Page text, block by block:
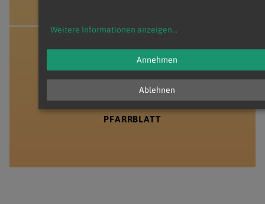
PFARRBLATT
Weitere Informationen anzeigen...
Ablehnen
Annehmen